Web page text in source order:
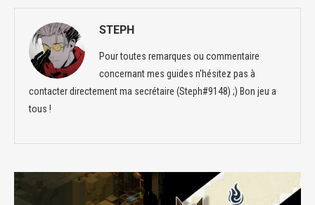
STEPH
Pour toutes remarques ou commentaire
concernant mes guides n'hésitez pas à
contacter directement ma secrétaire (Steph#9148) ;) Bon jeu a
tous !